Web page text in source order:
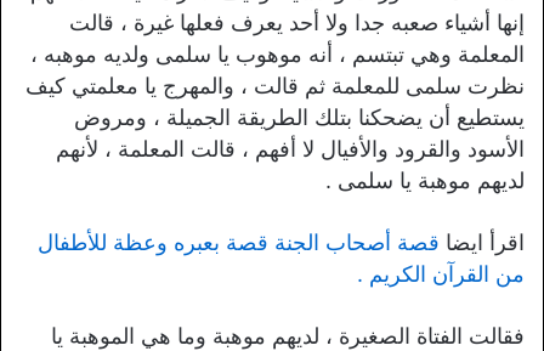
إنها أشياء صعبه جدا ولا أحد يعرف فعلها غيرة ، قالت
المعلمة وهي تبتسم ، أنه موهوب يا سلمى ولديه موهبه ،
نظرت سلمى للمعلمة ثم قالت ، والمهرج يا معلمتي كيف
يستطيع أن يضحكنا بتلك الطريقة الجميلة ، ومروض
الأسود والقرود والأفيال لا أفهم ، قالت المعلمة ، لأنهم
لديهم موهبة يا سلمى .
اقرأ ايضا قصة أصحاب الجنة قصة بعبره وعظة للأطفال
من القرآن الكريم .
فقالت الفتاة الصغيرة ، لديهم موهبة وما هي الموهبة يا